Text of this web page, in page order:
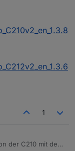
1
der C210 mit der